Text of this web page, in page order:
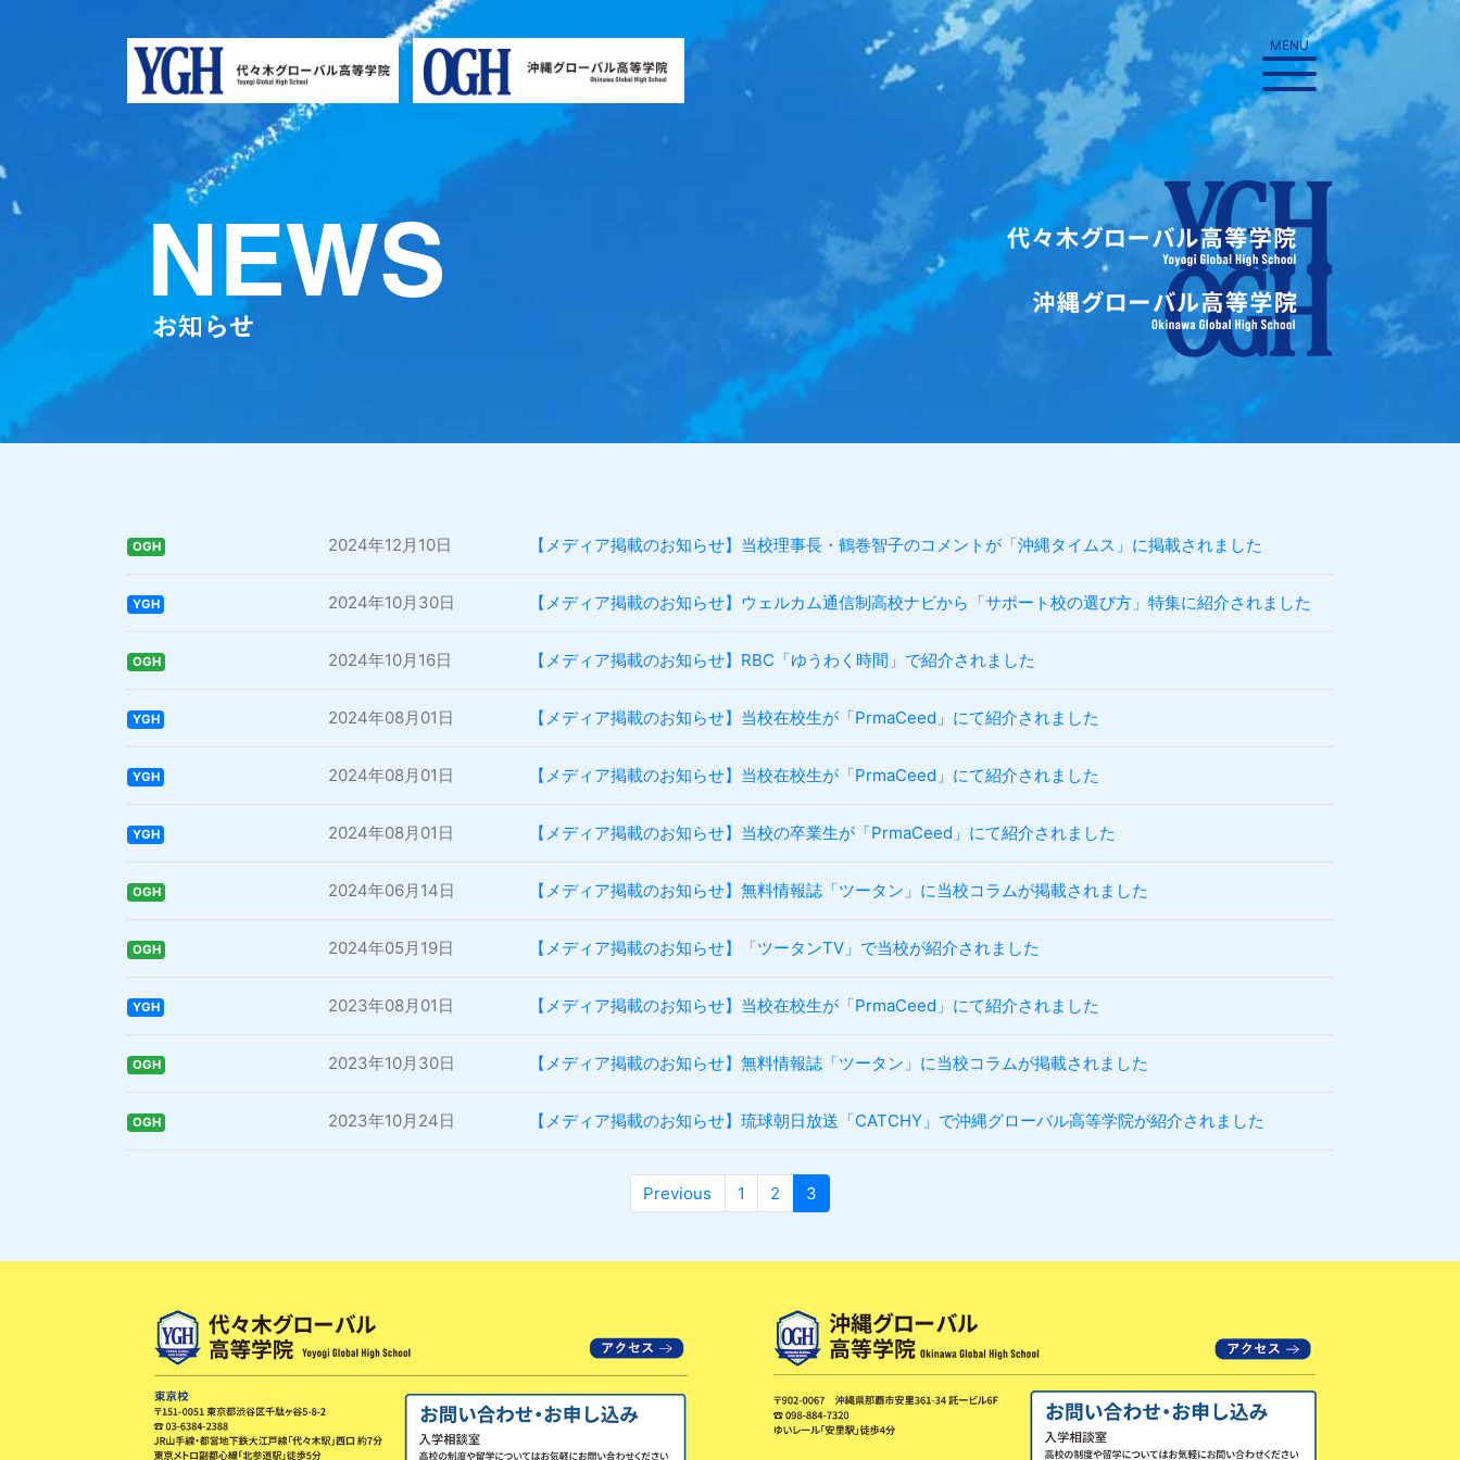
OGH 2024年12月10日 【メディア掲載のお知らせ】当校理事長・鶴巻智子のコメントが「沖縄タイムス」に掲載されました
YGH 2024年10月30日 【メディア掲載のお知らせ】ウェルカム通信制高校ナビから「サポート校の選び方」特集に紹介されました
OGH 2024年10月16日 【メディア掲載のお知らせ】RBC「ゆうわく時間」で紹介されました
YGH 2024年08月01日 【メディア掲載のお知らせ】当校在校生が「PrmaCeed」にて紹介されました
YGH 2024年08月01日 【メディア掲載のお知らせ】当校在校生が「PrmaCeed」にて紹介されました
YGH 2024年08月01日 【メディア掲載のお知らせ】当校の卒業生が「PrmaCeed」にて紹介されました
OGH 2024年06月14日 【メディア掲載のお知らせ】無料情報誌「ツータン」に当校コラムが掲載されました
OGH 2024年05月19日 【メディア掲載のお知らせ】「ツータンTV」で当校が紹介されました
YGH 2023年08月01日 【メディア掲載のお知らせ】当校在校生が「PrmaCeed」にて紹介されました
OGH 2023年10月30日 【メディア掲載のお知らせ】無料情報誌「ツータン」に当校コラムが掲載されました
OGH 2023年10月24日 【メディア掲載のお知らせ】琉球朝日放送「CATCHY」で沖縄グローバル高等学院が紹介されました
Previous 1 2 3